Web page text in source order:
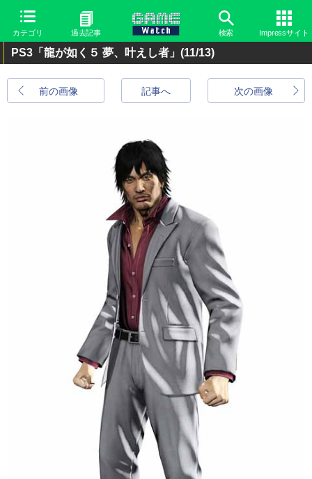
カテゴリ 過去記事 検索 Impressサイト
PS3「龍が如く５ 夢、叶えし者」 (11/13)
前の画像 次の画像
記事へ